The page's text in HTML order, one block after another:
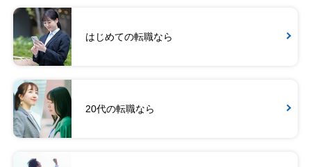
はじめての転職なら
20代の転職なら